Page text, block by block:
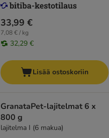
33,99 €
7,08 € / kg
32,29 €
Lisää ostoskoriin
GranataPet-lajitelmat 6 x
800 g
lajitelma I (6 makua)